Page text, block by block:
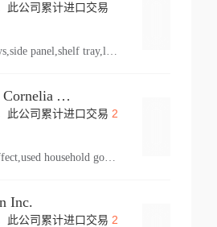
此公司累计进口交易
Russell James Cornelia Arlington Va
此公司累计进口交易 2
personal effect,used household goods
Inc.
此公司累计进口交易 2